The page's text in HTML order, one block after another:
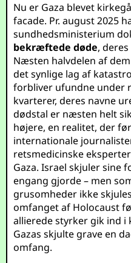
Nu er Gaza blevet
facade. Pr. august 2025
sundhedsministerium
bekræftede døde,
Næsten halvdelen af
det synlige lag af
forbliver ufundne under
kvarterer, deres navne
dødstal er næsten helt
højere, en realitet, der
internationale
retsmedicinske
Gaza. Israel skjuler sine
engang gjorde – men
grusomheder ikke
omfanget af Holocaust
allierede styrker gik ind i
Gazas skjulte grave en
omfang.